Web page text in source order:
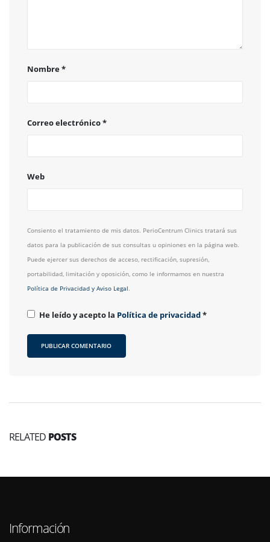
Nombre*
Correo electrónico*
Web
Consiento el tratamiento de mis datos. PerioCentrum Clinics tratará sus
datos para la publicación de sus consultas u opiniones en la página web.
Puede ejercer sus derechos de acceso, rectificación, supresión,
portabilidad, limitación y oposición, como le informamos en nuestra
Política de Privacidad y Aviso Legal.
He leído y acepto la Política de privacidad*
RELATED POSTS
Información